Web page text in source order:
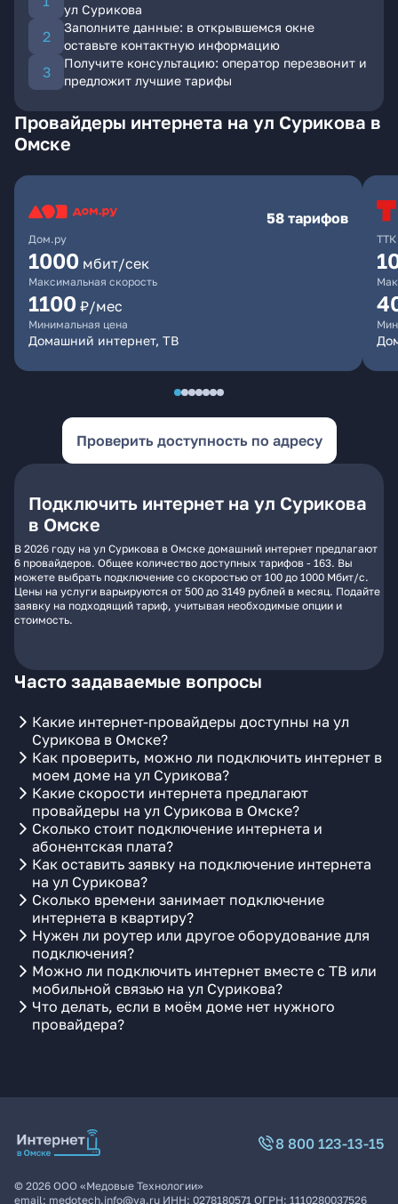
ул Сурикова
Заполните данные: в открывшемся окне
оставьте контактную информацию
Получите консультацию: оператор перезвонит и
предложит лучшие тарифы
Провайдеры интернета на ул Сурикова в
Омске
Дом.ру
58 тарифов
1000 мбит/сек
Максимальная скорость
1100 ₽/мес
Минимальная цена
Домашний интернет, ТВ
ТТК
Проверить доступность по адресу
Подключить интернет на ул Сурикова
в Омске
В 2026 году на ул Сурикова в Омске домашний интернет предлагают
6 провайдеров. Общее количество доступных тарифов - 163. Вы
можете выбрать подключение со скоростью от 100 до 1000 Мбит/с.
Цены на услуги варьируются от 500 до 3149 рублей в месяц. Подайте
заявку на подходящий тариф, учитывая необходимые опции и
стоимость.
Часто задаваемые вопросы
Какие интернет-провайдеры доступны на ул
Сурикова в Омске?
Как проверить, можно ли подключить интернет в
моем доме на ул Сурикова?
Какие скорости интернета предлагают
провайдеры на ул Сурикова в Омске?
Сколько стоит подключение интернета и
абонентская плата?
Как оставить заявку на подключение интернета
на ул Сурикова?
Сколько времени занимает подключение
интернета в квартиру?
Нужен ли роутер или другое оборудование для
подключения?
Можно ли подключить интернет вместе с ТВ или
мобильной связью на ул Сурикова?
Что делать, если в моём доме нет нужного
провайдера?
8 800 123-13-15
© 2026 ООО «Медовые Технологии»
email: medotech.info@ya.ru ИНН: 0278180571 ОГРН: 1110280037526